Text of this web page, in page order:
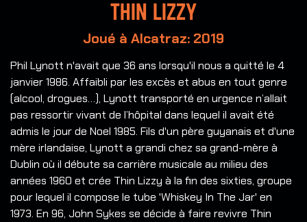
Thin Lizzy
Joué à Alcatraz: 2019
Phil Lynott n'avait que 36 ans lorsqu'il nous a quitté le 4
janvier 1986. Affaibli par les excès et abus en tout genre
(alcool, drogues…), Lynott transporté en urgence n’allait
pas ressortir vivant de l’hôpital dans lequel il avait été
admis le jour de Noel 1985. Fils d'un père guyanais et d'une
mère irlandaise, Lynott a grandi chez sa grand-mère à
Dublin où il débute sa carrière musicale au milieu des
années 1960 et crée Thin Lizzy à la fin des sixties, groupe
pour lequel il compose le tube 'Whiskey In The Jar' en
1973. En 96, John Sykes se décide à faire revivre Thin